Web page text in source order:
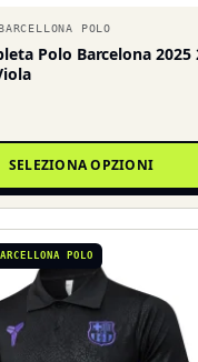
POLO
Polo Barcelona 2025
SELEZIONA OPZIONI
POLO